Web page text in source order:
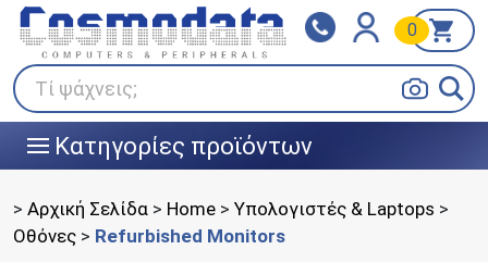
Τί ψάχνεις;
0
||| Κατηγορίες προϊόντων
Klarna
Πληρώστε σε 3
άτοκες δόσεις
BOX NOW
> Αρχική Σελίδα > Home > Υπολογιστές & Laptops >
Οθόνες > Refurbished Monitors